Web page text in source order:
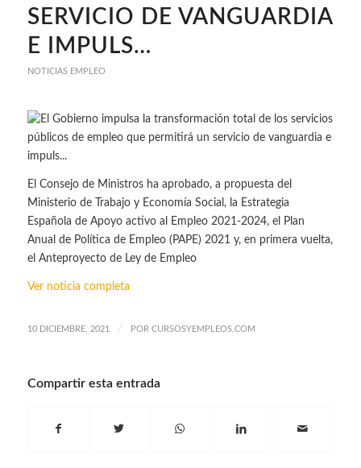
SERVICIO DE VANGUARDIA
E IMPULS…
NOTICIAS EMPLEO
El Consejo de Ministros ha aprobado, a propuesta del
Ministerio de Trabajo y Economía Social, la Estrategia
Española de Apoyo activo al Empleo 2021-2024, el Plan
Anual de Política de Empleo (PAPE) 2021 y, en primera vuelta,
el Anteproyecto de Ley de Empleo
Ver noticia completa
10 DICIEMBRE, 2021 / POR CURSOSYEMPLEOS.COM
Compartir esta entrada